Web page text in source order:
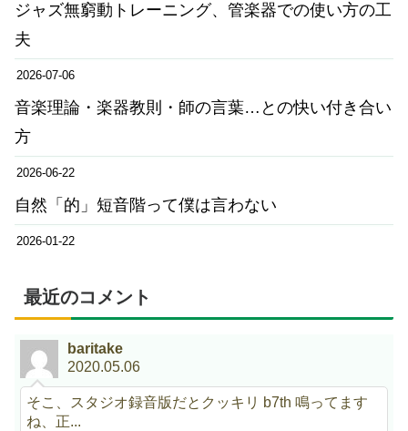
ジャズ無窮動トレーニング、管楽器での使い方の工
夫
2026-07-06
音楽理論・楽器教則・師の言葉…との快い付き合い
方
2026-06-22
自然「的」短音階って僕は言わない
2026-01-22
最近のコメント
baritake
2020.05.06
そこ、スタジオ録音版だとクッキリ b7th 鳴ってます
ね、正...